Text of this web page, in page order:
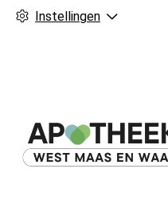
Instellingen